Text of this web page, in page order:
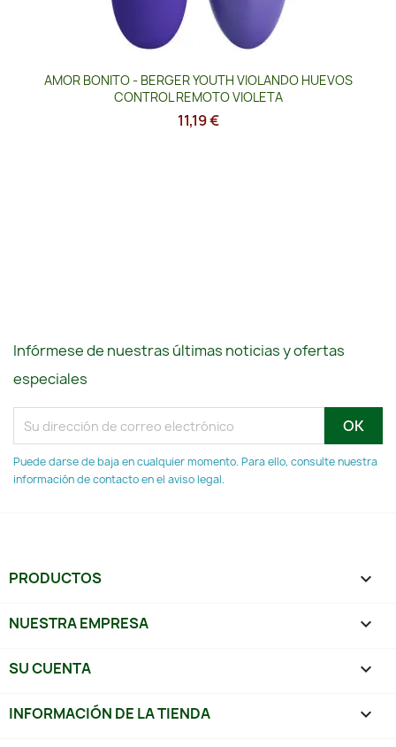
AMOR BONITO - BERGER YOUTH VIOLANDO HUEVOS
CONTROL REMOTO VIOLETA
11,19 €
Infórmese de nuestras últimas noticias y ofertas
especiales
Puede darse de baja en cualquier momento. Para ello, consulte nuestra
información de contacto en el aviso legal.
PRODUCTOS 
NUESTRA EMPRESA 
SU CUENTA 
INFORMACIÓN DE LA TIENDA keyboard_arrow_down